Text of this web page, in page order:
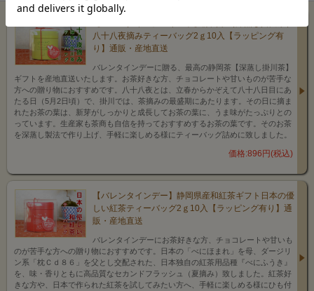
八十八夜摘みティーバッグ2ｇ10入【ラッピング有
り】通販・産地直送
バレンタインデーに贈る、最高の静岡茶【深蒸し掛川茶】
ギフトを産地直送いたします。お茶好きな方、チョコレートや甘いものが苦手な
方への贈り物におすすめです。八十八夜とは、立春からかぞえて八十八日目にあ
たる日（5月2日頃）で、掛川では、茶摘みの最盛期にあたります。その日に摘ま
れたお茶の葉は、新芽がしっかりと成長してお茶の葉に、うま味がたっぷりとの
っています。生産家も茶商も自信を持っておすすめするお茶の葉です。そのお茶
を深蒸し製法で作り上げ、手軽に楽しめる様にティーバッグ詰めに致しました。
価格:896円(税込)
【バレンタインデー】静岡県産和紅茶ギフト日本の優
しい紅茶ティーバッグ2ｇ10入【ラッピング有り】通
販・産地直送
バレンタインデーにお茶好きな方、チョコレートや甘いも
のが苦手な方への贈り物におすすめです。日本の「べにほまれ」を母、ダージリ
ン系「枕Ｃｄ８６」を父とし交配された、日本独自の紅茶用品種『べにふうき』
を、味・香りともに高品質なセカンドフラッシュ（夏摘み）致しました。紅茶好
きな方や、日本で作られた紅茶を試してみたい方へ、手軽に楽しめる様にひも付